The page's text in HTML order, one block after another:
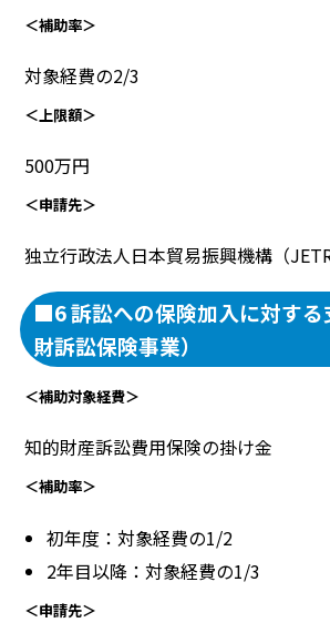
＜補助率＞
対象経費の2/3
＜上限額＞
500万円
＜申請先＞
独立行政法人日本貿易振興機構（
■6 訴訟への保険加入に対する
財訴訟保険事業）
＜補助対象経費＞
知的財産訴訟費用保険の掛け金
＜補助率＞
初年度：対象経費の1/2
2年目以降：対象経費の1/3
＜申請先＞